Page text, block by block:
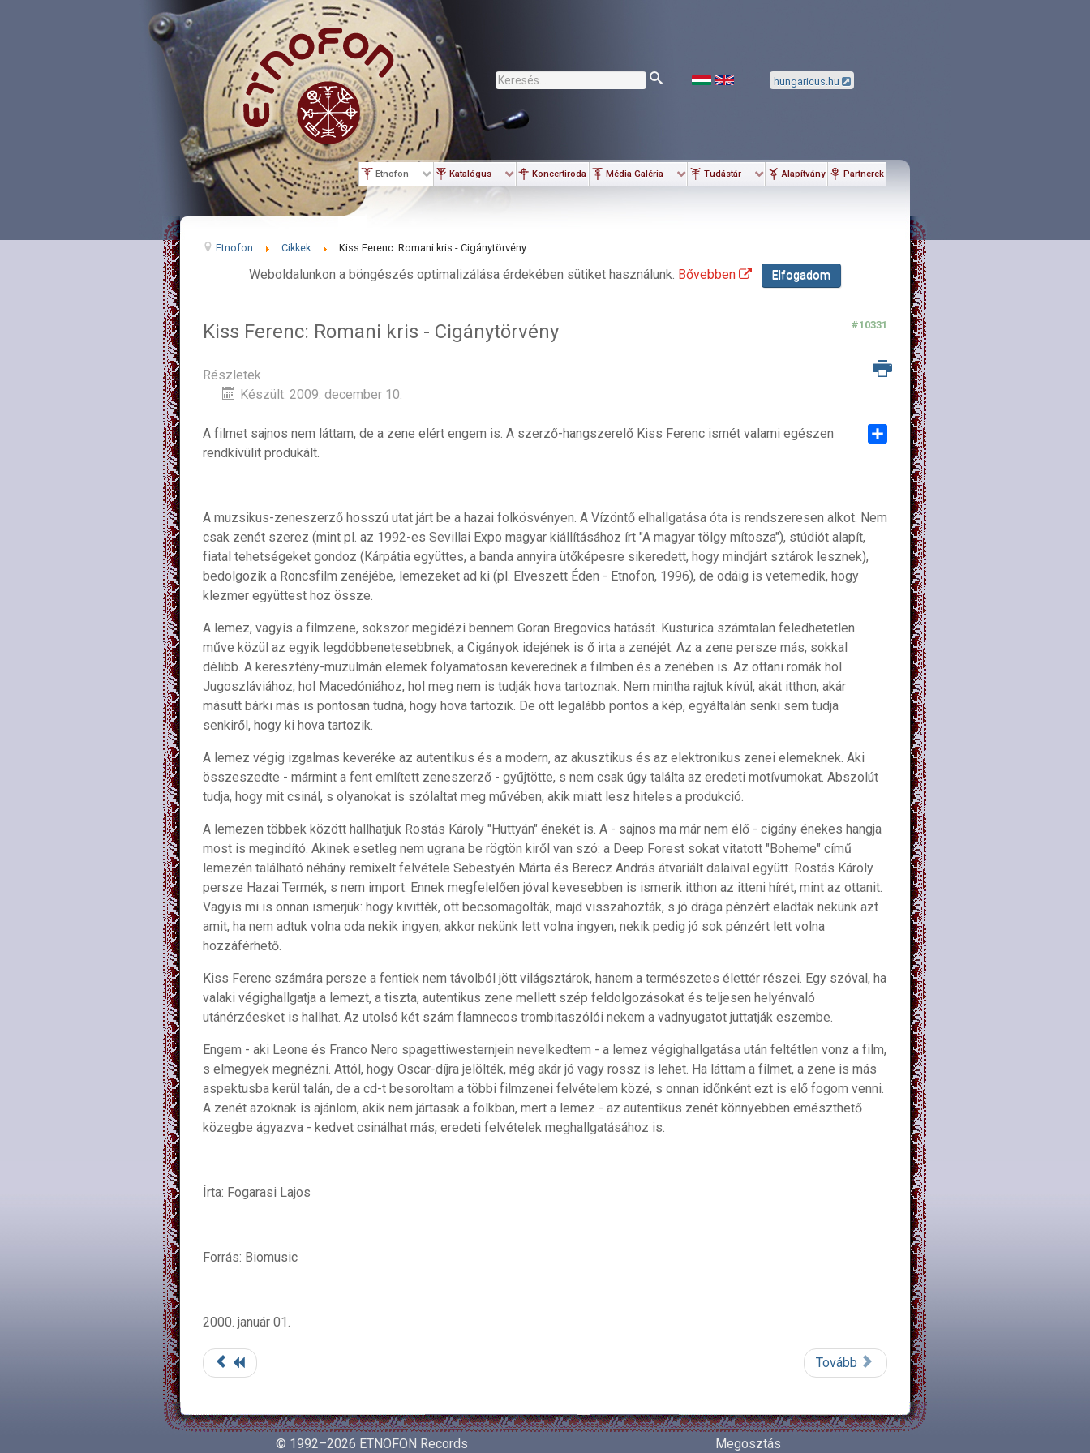
Keresés... hungaricus.hu
Etnofon Katalógus Koncertiroda Média Galéria Tudástár Alapítvány Partnerek
Etnofon Cikkek Kiss Ferenc: Romani kris - Cigánytörvény
Weboldalunkon a böngészés optimalizálása érdekében sütiket használunk. Bővebben Elfogadom
Kiss Ferenc: Romani kris - Cigánytörvény #10331
Részletek
Készült: 2009. december 10.
A filmet sajnos nem láttam, de a zene elért engem is. A szerző-hangszerelő Kiss Ferenc ismét valami egészen
rendkívülit produkált.
A muzsikus-zeneszerző hosszú utat járt be a hazai folkösvényen. A Vízöntő elhallgatása óta is rendszeresen alkot. Nem
csak zenét szerez (mint pl. az 1992-es Sevillai Expo magyar kiállításához írt "A magyar tölgy mítosza"), stúdiót alapít,
fiatal tehetségeket gondoz (Kárpátia együttes, a banda annyira ütőképesre sikeredett, hogy mindjárt sztárok lesznek),
bedolgozik a Roncsfilm zenéjébe, lemezeket ad ki (pl. Elveszett Éden - Etnofon, 1996), de odáig is vetemedik, hogy
klezmer együttest hoz össze.
A lemez, vagyis a filmzene, sokszor megidézi bennem Goran Bregovics hatását. Kusturica számtalan feledhetetlen
műve közül az egyik legdöbbenetesebbnek, a Cigányok idejének is ő irta a zenéjét. Az a zene persze más, sokkal
délibb. A keresztény-muzulmán elemek folyamatosan keverednek a filmben és a zenében is. Az ottani romák hol
Jugoszláviához, hol Macedóniához, hol meg nem is tudják hova tartoznak. Nem mintha rajtuk kívül, akát itthon, akár
másutt bárki más is pontosan tudná, hogy hova tartozik. De ott legalább pontos a kép, egyáltalán senki sem tudja
senkiről, hogy ki hova tartozik.
A lemez végig izgalmas keveréke az autentikus és a modern, az akusztikus és az elektronikus zenei elemeknek. Aki
összeszedte - mármint a fent említett zeneszerző - gyűjtötte, s nem csak úgy találta az eredeti motívumokat. Abszolút
tudja, hogy mit csinál, s olyanokat is szólaltat meg művében, akik miatt lesz hiteles a produkció.
A lemezen többek között hallhatjuk Rostás Károly "Huttyán" énekét is. A - sajnos ma már nem élő - cigány énekes hangja
most is megindító. Akinek esetleg nem ugrana be rögtön kiről van szó: a Deep Forest sokat vitatott "Boheme" című
lemezén található néhány remixelt felvétele Sebestyén Márta és Berecz András átvariált dalaival együtt. Rostás Károly
persze Hazai Termék, s nem import. Ennek megfelelően jóval kevesebben is ismerik itthon az itteni hírét, mint az ottanit.
Vagyis mi is onnan ismerjük: hogy kivitték, ott becsomagolták, majd visszahozták, s jó drága pénzért eladták nekünk azt
amit, ha nem adtuk volna oda nekik ingyen, akkor nekünk lett volna ingyen, nekik pedig jó sok pénzért lett volna
hozzáférhető.
Kiss Ferenc számára persze a fentiek nem távolból jött világsztárok, hanem a természetes élettér részei. Egy szóval, ha
valaki végighallgatja a lemezt, a tiszta, autentikus zene mellett szép feldolgozásokat és teljesen helyénvaló
utánérzéesket is hallhat. Az utolsó két szám flamnecos trombitaszólói nekem a vadnyugatot juttatják eszembe.
Engem - aki Leone és Franco Nero spagettiwesternjein nevelkedtem - a lemez végighallgatása után feltétlen vonz a film,
s elmegyek megnézni. Attól, hogy Oscar-díjra jelölték, még akár jó vagy rossz is lehet. Ha láttam a filmet, a zene is más
aspektusba kerül talán, de a cd-t besoroltam a többi filmzenei felvételem közé, s onnan időnként ezt is elő fogom venni.
A zenét azoknak is ajánlom, akik nem jártasak a folkban, mert a lemez - az autentikus zenét könnyebben emészthető
közegbe ágyazva - kedvet csinálhat más, eredeti felvételek meghallgatásához is.
Írta: Fogarasi Lajos
Forrás: Biomusic
2000. január 01.
Tovább
© 1992–2026 ETNOFON Records Megosztás